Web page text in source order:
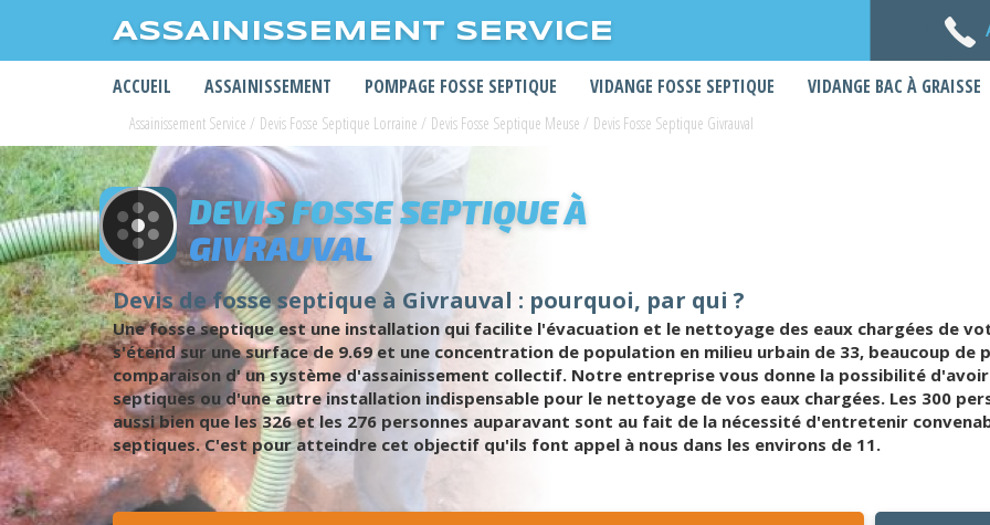
ASSAINISSEMENT SERVICE
ACCUEIL ASSAINISSEMENT POMPAGE FOSSE SEPTIQUE VIDANGE FOSSE SEPTIQUE VIDANGE BAC À GRAISSE
Assainissement Service / Devis Fosse Septique Lorraine / Devis Fosse Septique Meuse / Devis Fosse Septique Givrauval
DEVIS FOSSE SEPTIQUE À
GIVRAUVAL
Devis de fosse septique à Givrauval : pourquoi, par qui ?
Une fosse septique est une installation qui facilite l'évacuation et le nettoyage des eaux chargées de
s'étend sur une surface de 9.69 et une concentration de population en milieu urbain de 33, beaucoup
comparaison d' un système d'assainissement collectif. Notre entreprise vous donne la possibilité
septiques ou d'une autre installation indispensable pour le nettoyage de vos eaux chargées. Les 300
aussi bien que les 326 et les 276 personnes auparavant sont au fait de la nécessité d'entretenir
septiques. C'est pour atteindre cet objectif qu'ils font appel à nous dans les environs de 11.